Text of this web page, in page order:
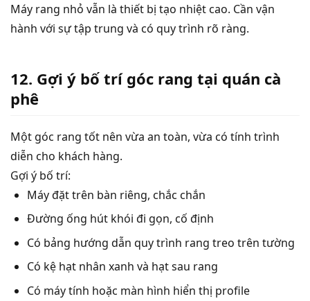
Máy rang nhỏ vẫn là thiết bị tạo nhiệt cao. Cần vận
hành với sự tập trung và có quy trình rõ ràng.
12. Gợi ý bố trí góc rang tại quán cà
phê
Một góc rang tốt nên vừa an toàn, vừa có tính trình
diễn cho khách hàng.
Gợi ý bố trí:
Máy đặt trên bàn riêng, chắc chắn
Đường ống hút khói đi gọn, cố định
Có bảng hướng dẫn quy trình rang treo trên tường
Có kệ hạt nhân xanh và hạt sau rang
Có máy tính hoặc màn hình hiển thị profile